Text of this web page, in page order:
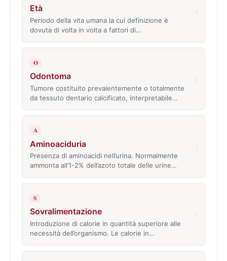
Età
Periodo della vita umana la cui definizione è
dovuta di volta in volta a fattori di…
O
Odontoma
Tumore costituito prevalentemente o totalmente
da tessuto dentario calcificato, interpretabile…
A
Aminoaciduria
Presenza di aminoacidi nell’urina. Normalmente
ammonta all’1-2% dell’azoto totale delle urine…
S
Sovralimentazione
Introduzione di calorie in quantità superiore alle
necessità dell’organismo. Le calorie in…